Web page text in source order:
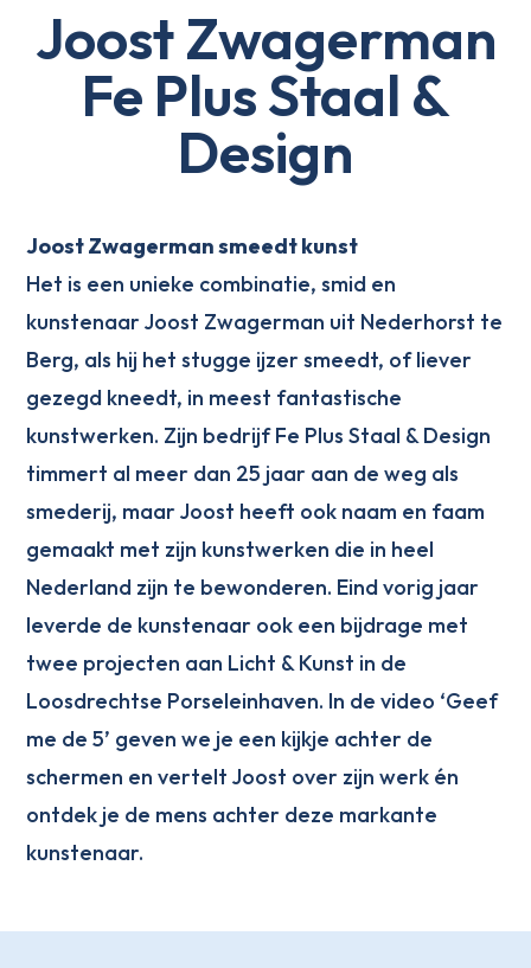
Joost Zwagerman
Fe Plus Staal &
Design
Joost Zwagerman smeedt kunst
Het is een unieke combinatie, smid en
kunstenaar Joost Zwagerman uit Nederhorst te
Berg, als hij het stugge ijzer smeedt, of liever
gezegd kneedt, in meest fantastische
kunstwerken. Zijn bedrijf Fe Plus Staal & Design
timmert al meer dan 25 jaar aan de weg als
smederij, maar Joost heeft ook naam en faam
gemaakt met zijn kunstwerken die in heel
Nederland zijn te bewonderen. Eind vorig jaar
leverde de kunstenaar ook een bijdrage met
twee projecten aan Licht & Kunst in de
Loosdrechtse Porseleinhaven. In de video ‘Geef
me de 5’ geven we je een kijkje achter de
schermen en vertelt Joost over zijn werk én
ontdek je de mens achter deze markante
kunstenaar.